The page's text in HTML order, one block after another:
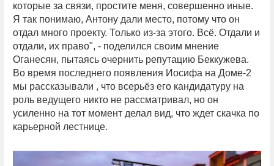
которые за связи, простите меня, совершенно иные.
Я так понимаю, Антону дали место, потому что он
отдал много проекту. Только из-за этого. Всё. Отдали и
отдали, их право", - поделился своим мнение
Оганесян, пытаясь очернить репутацию Беккужева.
Во время последнего появления Иосифа на Доме-2
мы рассказывали , что всерьёз его кандидатуру на
роль ведущего никто не рассматривал, но он
усиленно на тот момент делал вид, что ждет скачка по
карьерной лестнице.